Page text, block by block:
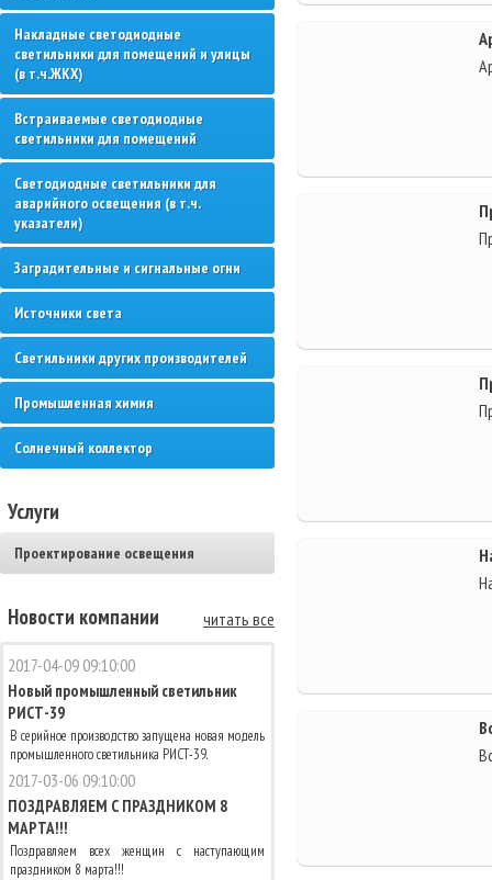
Накладные светодиодные
светильники для помещений и улицы
(в т.ч.ЖКХ)
Встраиваемые cветодиодные
светильники для помещений
Светодиодные светильники для
аварийного освещения (в т.ч.
указатели)
Заградительные и сигнальные огни
Источники света
Светильники других производителей
Промышленная химия
Солнечный коллектор
Услуги
Проектирование освещения
Новости компании читать все
2017-04-09 09:10:00
Новый промышленный светильник
РИСТ-39
В серийное производство запущена новая модель
промышленного светильника РИСТ-39.
2017-03-06 09:10:00
ПОЗДРАВЛЯЕМ С ПРАЗДНИКОМ 8
МАРТА!!!
Поздравляем всех женщин с наступающим
праздником 8 марта!!!